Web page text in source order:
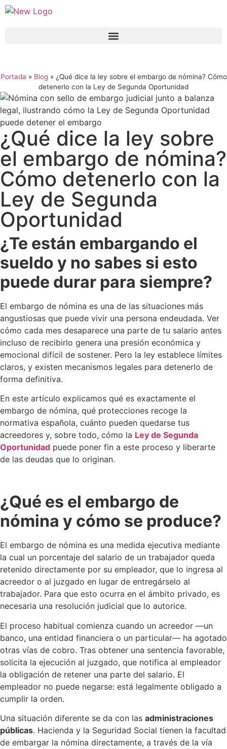
Portada » Blog» ¿Qué dice la ley sobre el embargo de nómina? Cómo
detenerlo con la Ley de Segunda Oportunidad
¿Qué dice la ley sobre
el embargo de nómina?
Cómo detenerlo con la
Ley de Segunda
Oportunidad
¿Te están embargando el
sueldo y no sabes si esto
puede durar para siempre?
El embargo de nómina es una de las situaciones más
angustiosas que puede vivir una persona endeudada. Ver
cómo cada mes desaparece una parte de tu salario antes
incluso de recibirlo genera una presión económica y
emocional difícil de sostener. Pero la ley establece límites
claros, y existen mecanismos legales para detenerlo de
forma definitiva.
En este artículo explicamos qué es exactamente el
embargo de nómina, qué protecciones recoge la
normativa española, cuánto pueden quedarse tus
acreedores y, sobre todo, cómo la Ley de Segunda
Oportunidad puede poner fin a este proceso y liberarte
de las deudas que lo originan.
¿Qué es el embargo de
nómina y cómo se produce?
El embargo de nómina es una medida ejecutiva mediante
la cual un porcentaje del salario de un trabajador queda
retenido directamente por su empleador, que lo ingresa al
acreedor o al juzgado en lugar de entregárselo al
trabajador. Para que esto ocurra en el ámbito privado, es
necesaria una resolución judicial que lo autorice.
El proceso habitual comienza cuando un acreedor —un
banco, una entidad financiera o un particular— ha agotado
otras vías de cobro. Tras obtener una sentencia favorable,
solicita la ejecución al juzgado, que notifica al empleador
la obligación de retener una parte del salario. El
empleador no puede negarse: está legalmente obligado a
cumplir la orden.
Una situación diferente se da con las administraciones
públicas. Hacienda y la Seguridad Social tienen la facultad
de embargar la nómina directamente, a través de la vía